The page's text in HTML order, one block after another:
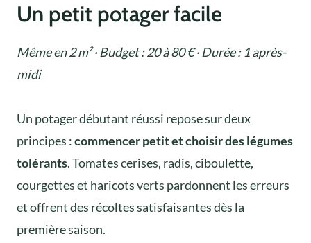
Un petit potager facile
Même en 2 m² · Budget : 20 à 80 € · Durée : 1 après-
midi
Un potager débutant réussi repose sur deux
principes :commencer petit et choisir des légumes
tolérants. Tomates cerises, radis, ciboulette,
courgettes et haricots verts pardonnent les erreurs
et offrent des récoltes satisfaisantes dès la
première saison.